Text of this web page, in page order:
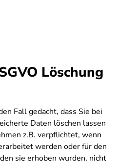
Löschung
Fall gedacht, dass Sie bei
Daten löschen lassen
z.B. verpflichtet, wenn
werden oder für den
sie erhoben wurden, nicht